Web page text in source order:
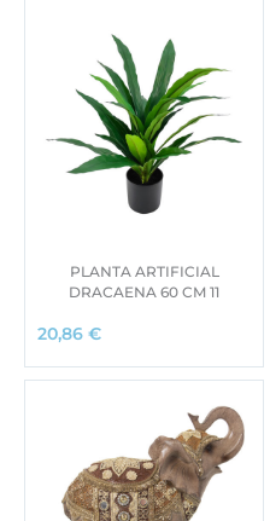
PLANTA ARTIFICIAL
DRACAENA 60 CM 11
20,86 €